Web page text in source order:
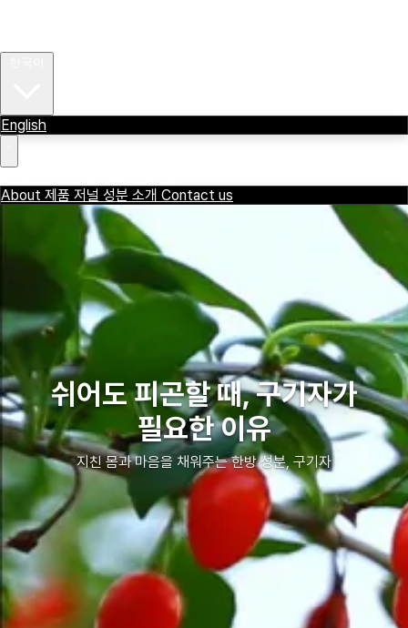
English
About 제품 저널 성분 소개 Contact us
쉬어도 피곤할 때, 구기자가
필요한 이유
지친 몸과 마음을 채워주는 한방 성분, 구기자